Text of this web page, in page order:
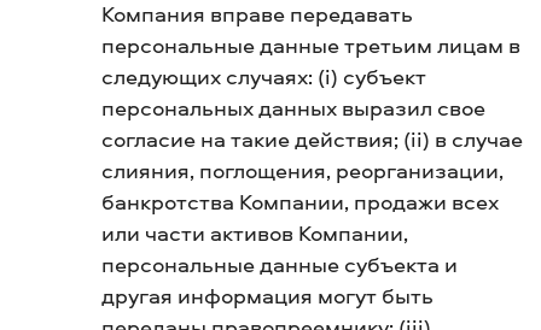
Компания вправе передавать
персональные данные третьим лицам в
следующих случаях: (i) субъект
персональных данных выразил свое
согласие на такие действия; (ii) в случае
слияния, поглощения, реорганизации,
банкротства Компании, продажи всех
или части активов Компании,
персональные данные субъекта и
другая информация могут быть